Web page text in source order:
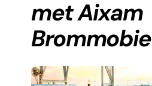
Nieuws
met Aixam